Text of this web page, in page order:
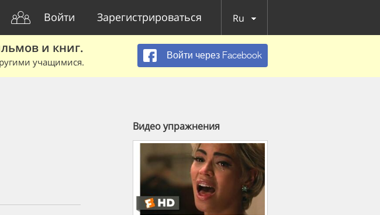
Войти Зарегистрироваться Ru
и книг.
учащимися.
Войти через Facebook
Видео упражнения